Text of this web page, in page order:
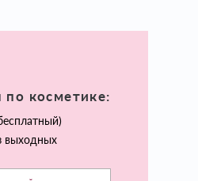
по косметике:
выходных